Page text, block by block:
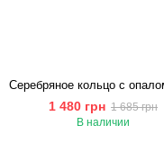
1 480 грн 1 685 грн
В наличии